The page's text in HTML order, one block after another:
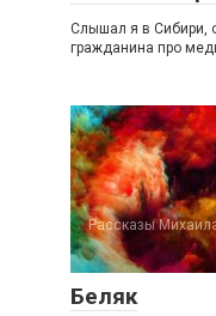
Слышал я в Сибири,
гражданина про
Рассказы
Беляк